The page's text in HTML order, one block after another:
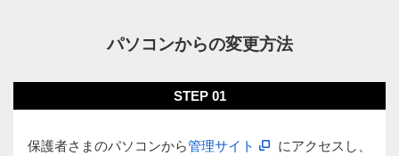
パソコンからの変更方法
STEP 01
保護者さまのパソコンから管理サイト
にアクセスし、